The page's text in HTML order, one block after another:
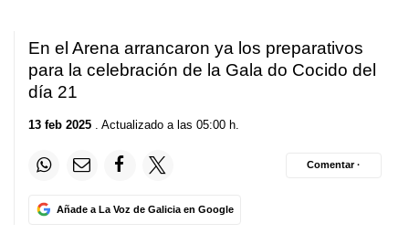
En el Arena arrancaron ya los preparativos
para la celebración de la Gala do Cocido del
día 21
13 feb 2025 . Actualizado a las 05:00 h.
Añade a La Voz de Galicia en Google
Comentar ·